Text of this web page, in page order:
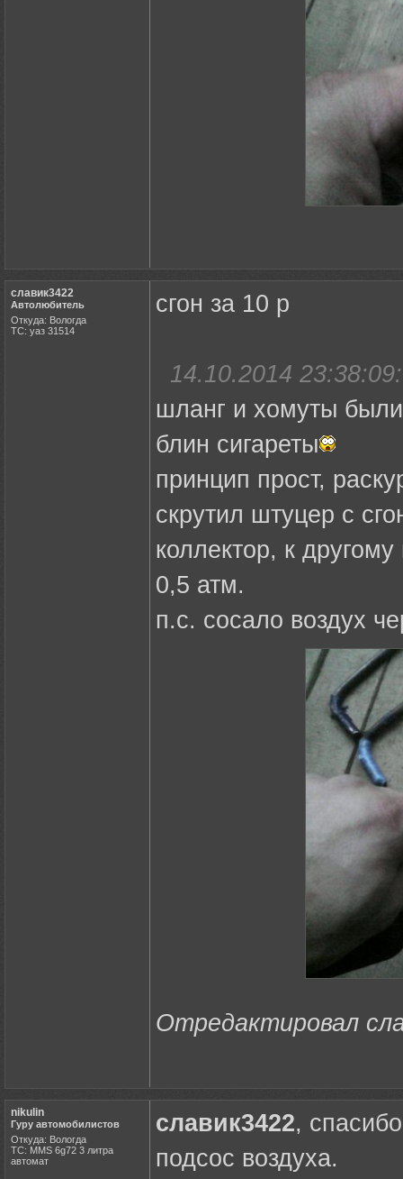
славик3422
Автолюбитель
Откуда: Вологда
ТС: уаз 31514
сгон за 10 р
14.10.2014 23:38:09:
шланг и хомуты
блин сигареты
принцип прост,
скрутил штуцер с
коллектор, к
0,5 атм.
п.с. сосало воздух
Отредактировал
nikulin
Гуру автомобилистов
Откуда: Вологда
ТС: MMS 6g72 3 литра
автомат
славик3422,
подсос воздуха.